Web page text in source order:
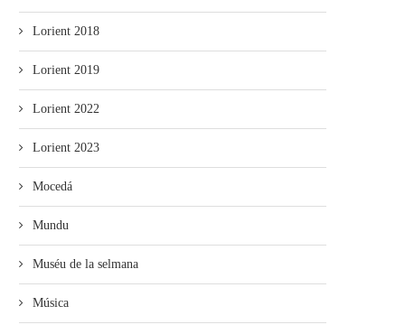
Lorient 2018
Lorient 2019
Lorient 2022
Lorient 2023
Mocedá
Mundu
Muséu de la selmana
Música